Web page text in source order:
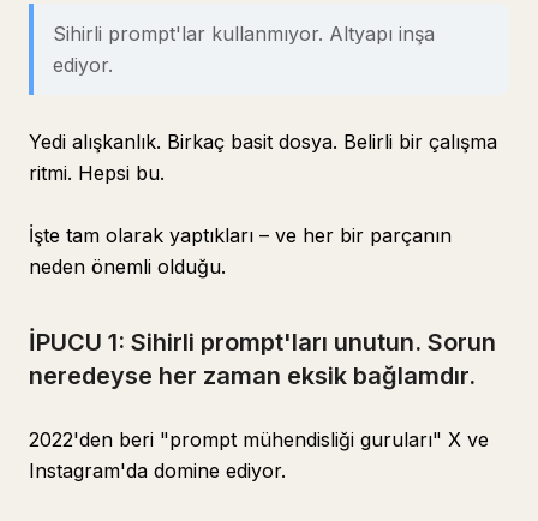
Sihirli prompt'lar kullanmıyor. Altyapı inşa
ediyor.
Yedi alışkanlık. Birkaç basit dosya. Belirli bir çalışma
ritmi. Hepsi bu.
İşte tam olarak yaptıkları – ve her bir parçanın
neden önemli olduğu.
İPUCU 1: Sihirli prompt'ları unutun. Sorun
neredeyse her zaman eksik bağlamdır.
2022'den beri "prompt mühendisliği guruları" X ve
Instagram'da domine ediyor.